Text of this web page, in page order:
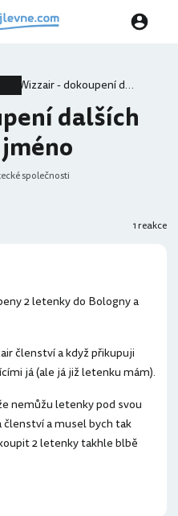
Wizzair - dokoupení dalších letenek na jiné jméno
dalších
společnosti
1 reakce
2 letenky do Bologny a
členství a když přikupuji
já (ale já již letenku mám).
nemůžu letenky pod svou
a musel bych tak
2 letenky takhle blbě